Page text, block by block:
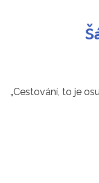
„Cestování, to je